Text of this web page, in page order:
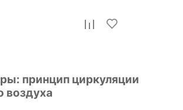
электромеханический для
теплого пола без рамки Катрин
49740
1 750 р.
принцип циркуляции
воздуха